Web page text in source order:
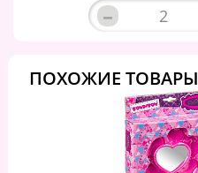
–
ПОХОЖИЕ ТОВАРЫ